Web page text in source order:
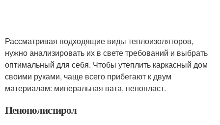
Рассматривая подходящие виды теплоизоляторов,
нужно анализировать их в свете требований и выбрать
оптимальный для себя. Чтобы утеплить каркасный дом
своими руками, чаще всего прибегают к двум
материалам: минеральная вата, пенопласт.
Пенополистирол